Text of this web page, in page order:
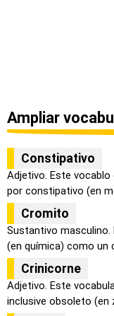
Ampliar
Constipativo
Adjetivo. Este
por constipativo (en
Cromito
Sustantivo masculino.
(en química) como un
Crinicorne
Adjetivo. Este
inclusive obsoleto (en